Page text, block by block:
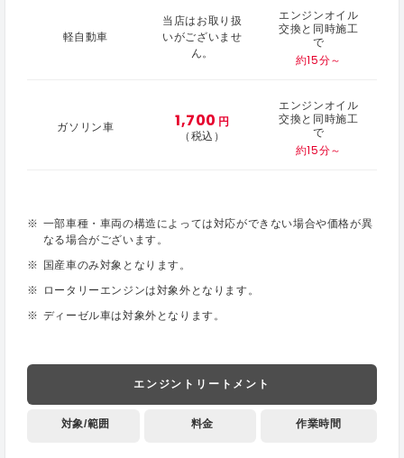
軽自動車
当店はお取り扱
いがございませ
ん。
エンジンオイル
交換と同時施工
で
約15分～
ガソリン車 1,700 円
（税込）
エンジンオイル
交換と同時施工
で
約15分～
一部車種・車両の構造によっては対応ができない場合や価格が異
なる場合がございます。
国産車のみ対象となります。
ロータリーエンジンは対象外となります。
ディーゼル車は対象外となります。
エンジントリートメント
対象/範囲 料金 作業時間